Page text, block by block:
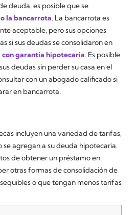
deuda, es posible que se
la bancarrota. La bancarrota es
aceptable, pero sus opciones
si sus deudas se consolidaron en
con garantía hipotecaria. Es posible
deudas sin perder su casa en el
con un abogado calificado si
en bancarrota.
incluyen una variedad de tarifas,
se agregan a su deuda hipotecaria.
de obtener un préstamo en
otras formas de consolidación de
o que tengan menos tarifas